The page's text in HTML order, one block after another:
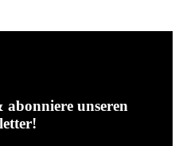
unseren